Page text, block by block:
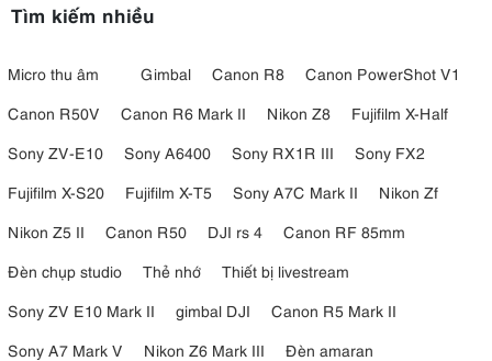
Tìm kiếm nhiều
Micro thu âm Gimbal Canon R8
Canon PowerShot V1
Canon R50V
Canon R6 Mark II Nikon Z8
Fujifilm X-Half
Sony ZV-E10
Sony A6400 Sony RX1R III
Sony FX2
Fujifilm X-S20
Fujifilm X-T5 Sony A7C Mark II
Nikon Zf
Nikon Z5 II
Canon R50 DJI rs 4
Canon RF 85mm
Đèn chụp studio
Thẻ nhớ
Thiết bị livestream
Sony ZV E10 Mark II
gimbal DJI
Canon R5 Mark II
Sony A7 Mark V
Nikon Z6 Mark III
Đèn amaran